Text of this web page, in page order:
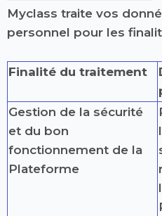
Myclass traite vos
personnel pour les
Finalité du traitement
Gestion de la sécurité
et du bon
fonctionnement de la
Plateforme